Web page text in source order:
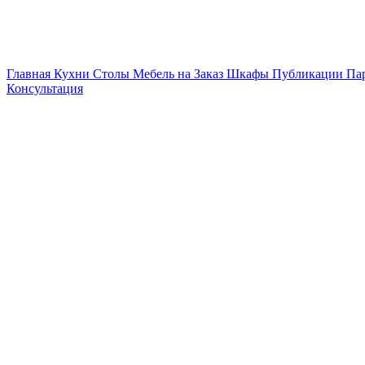
Главная Кухни Столы Мебель на Заказ Шкафы Публикации
Консультация